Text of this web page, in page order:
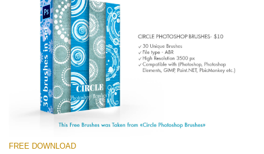
Proszę wybrać
Free Ps Brush #3
Circle Brushes
(30 Ps Brushes)
Darmowe Pobieranie
FREE DOWNLOAD